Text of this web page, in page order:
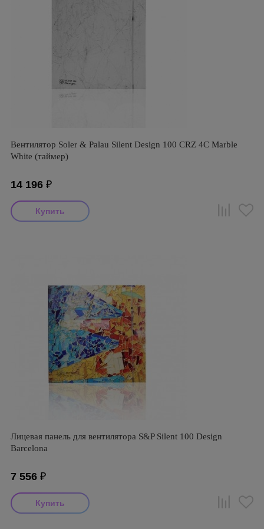
Вентилятор Soler & Palau Silent Design 100 CRZ 4C Marble
White (таймер)
14 196 ₽
Лицевая панель для вентилятора S&P Silent 100 Design
Barcelona
7 556 ₽